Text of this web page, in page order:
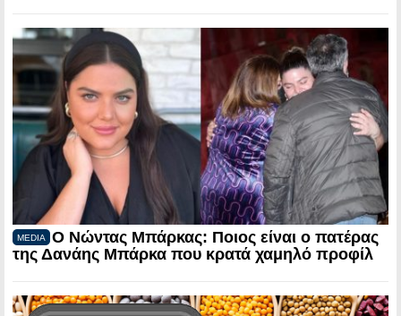
MEDIA
Ο Νώντας Μπάρκας: Ποιος είναι ο πατέρας
της Δανάης Μπάρκα που κρατά χαμηλό προφίλ